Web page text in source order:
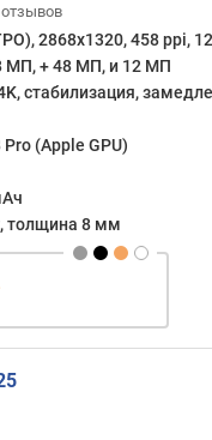
отзывов
2868x1320, 458 ppi,
МП, + 48 МП, и 12 МП
стабилизация,
(Apple GPU)
толщина 8 мм